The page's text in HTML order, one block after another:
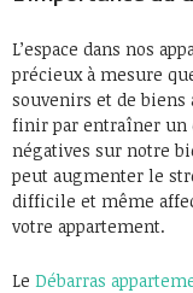
L’espace dans nos
précieux à mesure
souvenirs et de biens
finir par entraîner un
négatives sur notre
peut augmenter le
difficile et même
votre appartement.
Le Débarras